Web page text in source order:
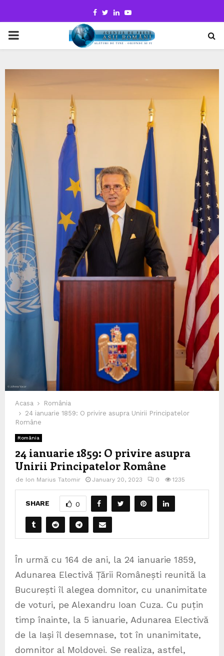
Facebook
TwitterLinkedinYoutube
PRIMARY
Acasa
România
24 ianuarie 1859: O privire asupra Unirii Principatelor
Române
România
24 ianuarie 1859: O privire asupra
Unirii Principatelor Române
de Ion Marius Tatomir January 20, 2023 0 1235
SHARE 0
În urmă cu 164 de ani, la 24 ianuarie 1859,
Adunarea Electivă Țării Românești reunită la
București îl alegea domnitor, cu unanimitate
de voturi, pe Alexandru Ioan Cuza. Cu puțin
timp înainte, la 5 ianuarie, Adunarea Electivă
de la Iași îl desemnase, tot în unanimitate,
domnitor al Moldovei. Se realiza, astfel,